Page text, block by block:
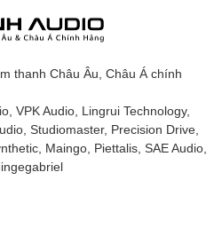
thanh Châu Âu, Châu Á chính
VPK Audio, Lingrui Technology,
Studiomaster, Precision Drive,
Maingo, Piettalis, SAE Audio,